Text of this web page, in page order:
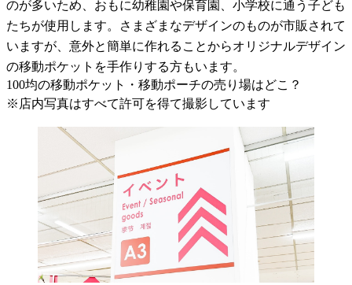
のが多いため、おもに幼稚園や保育園、小学校に通う子ども
たちが使用します。さまざまなデザインのものが市販されて
いますが、意外と簡単に作れることからオリジナルデザイン
の移動ポケットを手作りする方もいます。
100均の移動ポケット・移動ポーチの売り場はどこ？
※店内写真はすべて許可を得て撮影しています